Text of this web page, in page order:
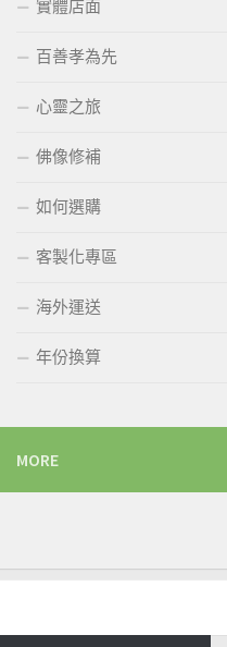
實體店面
百善孝為先
心靈之旅
佛像修補
如何選購
客製化專區
海外運送
年份換算
MORE